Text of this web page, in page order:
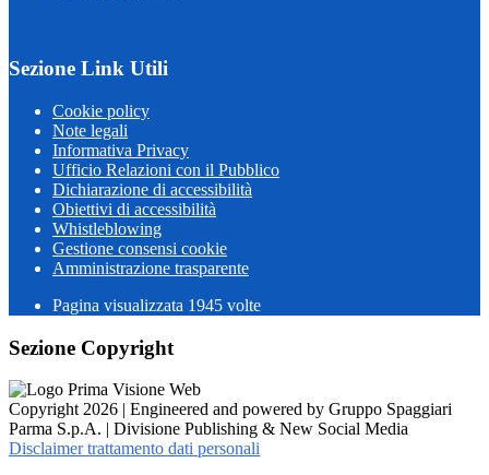
Sezione Link Utili
Cookie policy
Note legali
Informativa Privacy
Ufficio Relazioni con il Pubblico
Dichiarazione di accessibilità
Obiettivi di accessibilità
Whistleblowing
Gestione consensi cookie
Amministrazione trasparente
Pagina visualizzata 1945 volte
Sezione Copyright
Copyright 2026 | Engineered and powered by Gruppo Spaggiari
Parma S.p.A. | Divisione Publishing & New Social Media
Disclaimer trattamento dati personali